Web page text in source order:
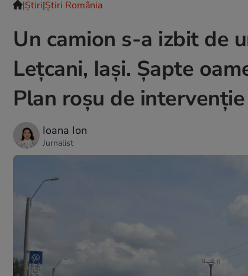
|Ştiri|Știri România
Un camion s-a izbit de
Lețcani, Iași. Șapte
Plan roșu de intervenție
Ioana Ion
Jurnalist